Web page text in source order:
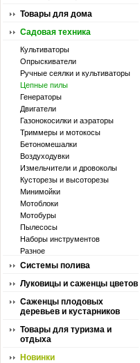
Товары для дома
Садовая техника
Культиваторы
Опрыскиватели
Ручные сеялки и культиваторы
Цепные пилы
Генераторы
Двигатели
Газонокосилки и аэраторы
Триммеры и мотокосы
Бетономешалки
Воздуходувки
Измельчители и дровоколы
Кусторезы и высоторезы
Минимойки
Мотоблоки
Мотобуры
Пылесосы
Наборы инструментов
Разное
Системы полива
Луковицы и саженцы цветов
Саженцы плодовых
деревьев и кустарников
Товары для туризма и
отдыха
Новинки